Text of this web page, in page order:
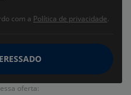
com a Política de privacidade.
oferta: